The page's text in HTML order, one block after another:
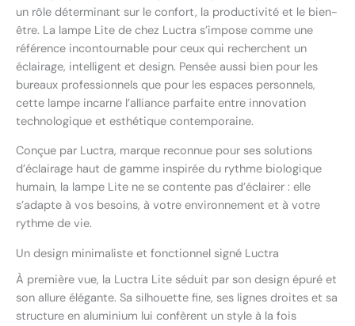
un rôle déterminant sur le confort, la productivité et le bien-
être. La lampe Lite de chez Luctra s’impose comme une
référence incontournable pour ceux qui recherchent un
éclairage, intelligent et design. Pensée aussi bien pour les
bureaux professionnels que pour les espaces personnels,
cette lampe incarne l’alliance parfaite entre innovation
technologique et esthétique contemporaine.
Conçue par Luctra, marque reconnue pour ses solutions
d’éclairage haut de gamme inspirée du rythme biologique
humain, la lampe Lite ne se contente pas d’éclairer : elle
s’adapte à vos besoins, à votre environnement et à votre
rythme de vie.
Un design minimaliste et fonctionnel signé Luctra
À première vue, la Luctra Lite séduit par son design épuré et
son allure élégante. Sa silhouette fine, ses lignes droites et sa
structure en aluminium lui confèrent un style à la fois